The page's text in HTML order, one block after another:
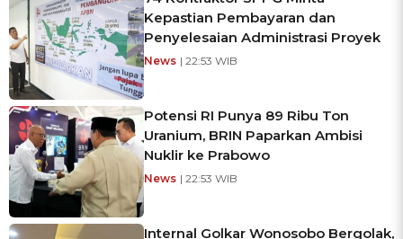
Kepastian Pembayaran dan
Penyelesaian Administrasi Proyek
News | 22:53 WIB
Potensi RI Punya 89 Ribu Ton
Uranium, BRIN Paparkan Ambisi
Nuklir ke Prabowo
News | 22:53 WIB
Internal Golkar Wonosobo Bergolak,